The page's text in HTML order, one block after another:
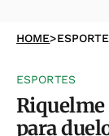
HOME>
ESPORTES
para